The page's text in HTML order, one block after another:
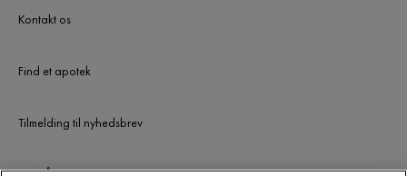
Kontakt os
Find et apotek
Tilmelding til nyhedsbrev